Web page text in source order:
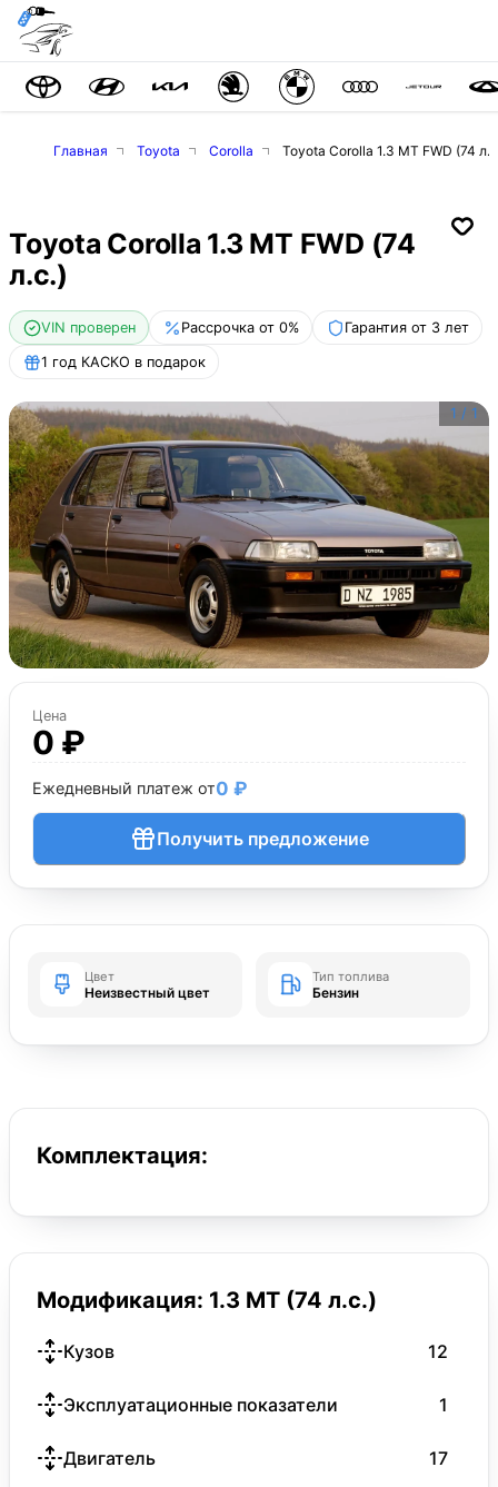
Главная Toyota Corolla Toyota Corolla 1.3 MT FWD (74
Toyota Corolla 1.3 MT FWD (74
л.с.)
VIN проверен Рассрочка от 0% Гарантия от 3 лет
1 год КАСКО в подарок
1 / 1
Цена
0 ₽
Ежедневный платеж от0 ₽
Получить предложение
Цвет
Неизвестный цвет
Тип топлива
Бензин
Комплектация:
Модификация: 1.3 MT (74 л.с.)
Кузов 12
Эксплуатационные показатели 1
Двигатель 17